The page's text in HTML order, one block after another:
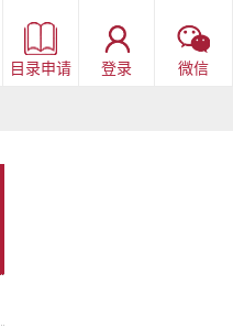
目录申请 登录
微信